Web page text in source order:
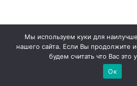
Мы используем куки для
нашего сайта. Если Вы продолжите
будем считать что Вас это
Ок